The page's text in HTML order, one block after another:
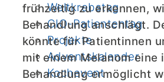
Weltkrebstag
CIO-Patiententag
Projekte
Adventskalender
Kochevent
frühzeitig zu erkennen,
Behandlung anschlägt.
könnte für Patientinnen
mit einem Melanom eine
Behandlung ermöglicht